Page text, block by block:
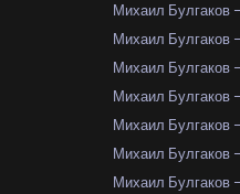
Михаил Булгаков
Михаил Булгаков
Михаил Булгаков
Михаил Булгаков
Михаил Булгаков
Михаил Булгаков
Михаил Булгаков